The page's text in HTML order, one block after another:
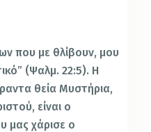
που με θλίβουν, μου
(Ψαλμ. 22:5). Η
θεία Μυστήρια,
είναι ο
μας χάρισε ο